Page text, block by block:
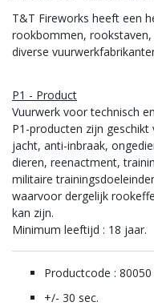
T&T Fireworks heeft een
rookbommen,
diverse
P1 - Product
Vuurwerk voor technisch
P1-producten zijn
jacht, anti-inbraak,
dieren, reenactment,
militaire
waarvoor dergelijk
kan zijn.
Minimum leeftijd : 18 jaar.
Productcode : 80050
+/- 30 sec.